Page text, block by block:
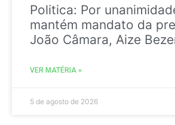
Politica: Por
mantém mandato da
João Câmara, Aize
VER MATÉRIA »
5 de agosto de 2026